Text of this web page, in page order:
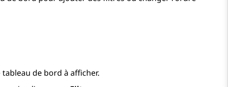
tableau de bord à afficher.